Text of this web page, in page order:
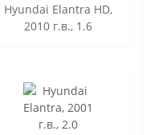
Hyundai Elantra HD,
2010 г.в., 1.6